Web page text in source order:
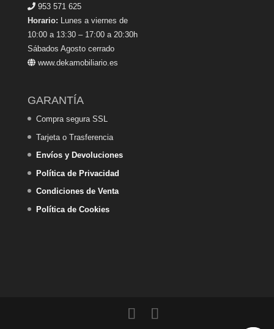
953 571 625
Horario: Lunes a viernes de
10:00 a 13:30 – 17:00 a 20:30h
Sábados Agosto cerrado
www.dekamobiliario.es
GARANTÍA
Compra segura SSL
Tarjeta o Trasferencia
Envíos y Devoluciones
Política de Privacidad
Condiciones de Venta
Política de Cookies